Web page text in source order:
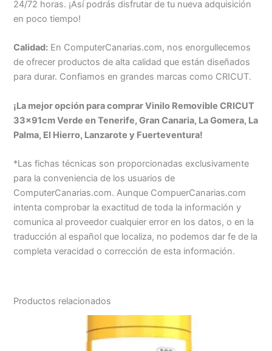
24/72 horas. ¡Así podrás disfrutar de tu nueva adquisición
en poco tiempo!
Calidad: En ComputerCanarias.com, nos enorgullecemos
de ofrecer productos de alta calidad que están diseñados
para durar. Confiamos en grandes marcas como CRICUT.
¡La mejor opción para comprar Vinilo Removible CRICUT
33x91cm Verde en Tenerife, Gran Canaria, La Gomera, La
Palma, El Hierro, Lanzarote y Fuerteventura!
*Las fichas técnicas son proporcionadas exclusivamente
para la conveniencia de los usuarios de
ComputerCanarias.com. Aunque CompuerCanarias.com
intenta comprobar la exactitud de toda la información y
comunica al proveedor cualquier error en los datos, o en la
traducción al español que localiza, no podemos dar fe de la
completa veracidad o corrección de esta información.
Productos relacionados